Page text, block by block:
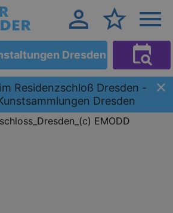
Dresden
Residenzschloß Dresden -
Dresden